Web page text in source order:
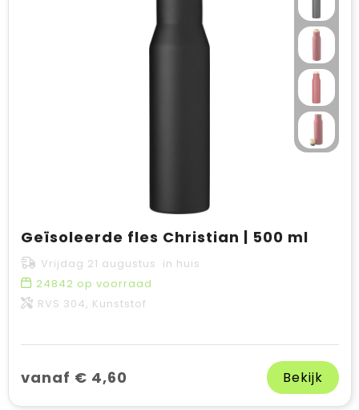
Geïsoleerde fles Christian | 500 ml
Vrijdag 21 augustus in huis
24842 op voorraad
RVS 304, Kunststof
vanaf € 4,60 Bekijk